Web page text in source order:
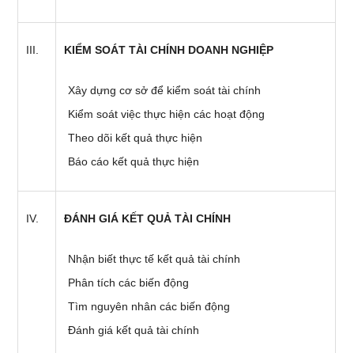
KIỂM SOÁT TÀI CHÍNH DOANH NGHIỆP
Xây dựng cơ sở để kiểm soát tài chính
Kiểm soát việc thực hiện các hoạt động
Theo dõi kết quả thực hiện
Báo cáo kết quả thực hiện
ĐÁNH GIÁ KẾT QUẢ TÀI CHÍNH
Nhận biết thực tế kết quả tài chính
Phân tích các biến động
Tìm nguyên nhân các biến động
Đánh giá kết quả tài chính